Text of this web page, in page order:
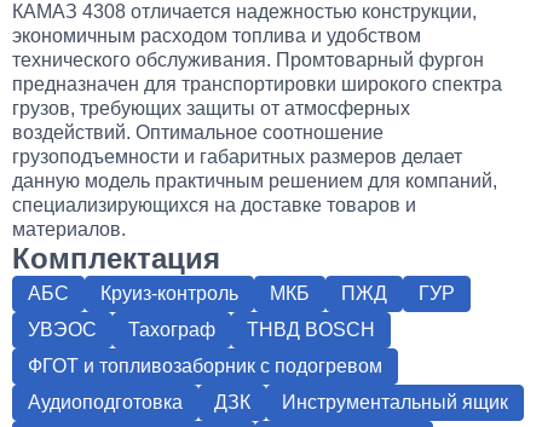
КАМАЗ 4308 отличается надежностью конструкции,
экономичным расходом топлива и удобством
технического обслуживания. Промтоварный фургон
предназначен для транспортировки широкого спектра
грузов, требующих защиты от атмосферных
воздействий. Оптимальное соотношение
грузоподъемности и габаритных размеров делает
данную модель практичным решением для компаний,
специализирующихся на доставке товаров и
материалов.
Комплектация
АБС Круиз-контроль МКБ ПЖД
ГУР
УВЭОС
Тахограф
ТНВД BOSCH
ФГОТ и топливозаборник с подогревом
Аудиоподготовка
ДЗК
Инструментальный ящик